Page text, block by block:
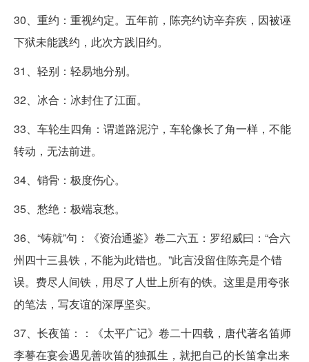
30、重约：重视约定。五年前，陈亮约访辛弃疾，因被诬
下狱未能践约，此次方践旧约。
31、轻别：轻易地分别。
32、冰合：冰封住了江面。
33、车轮生四角：谓道路泥泞，车轮像长了角一样，不能
转动，无法前进。
34、销骨：极度伤心。
35、愁绝：极端哀愁。
36、“铸就”句：《资治通鉴》卷二六五：罗绍威曰：“合六
州四十三县铁，不能为此错也。”此言没留住陈亮是个错
误。费尽人间铁，用尽了人世上所有的铁。这里是用夸张
的笔法，写友谊的深厚坚实。
37、长夜笛：：《太平广记》卷二十四载，唐代著名笛师
李謩在宴会遇见善吹笛的独孤生，就把自己的长笛拿出来